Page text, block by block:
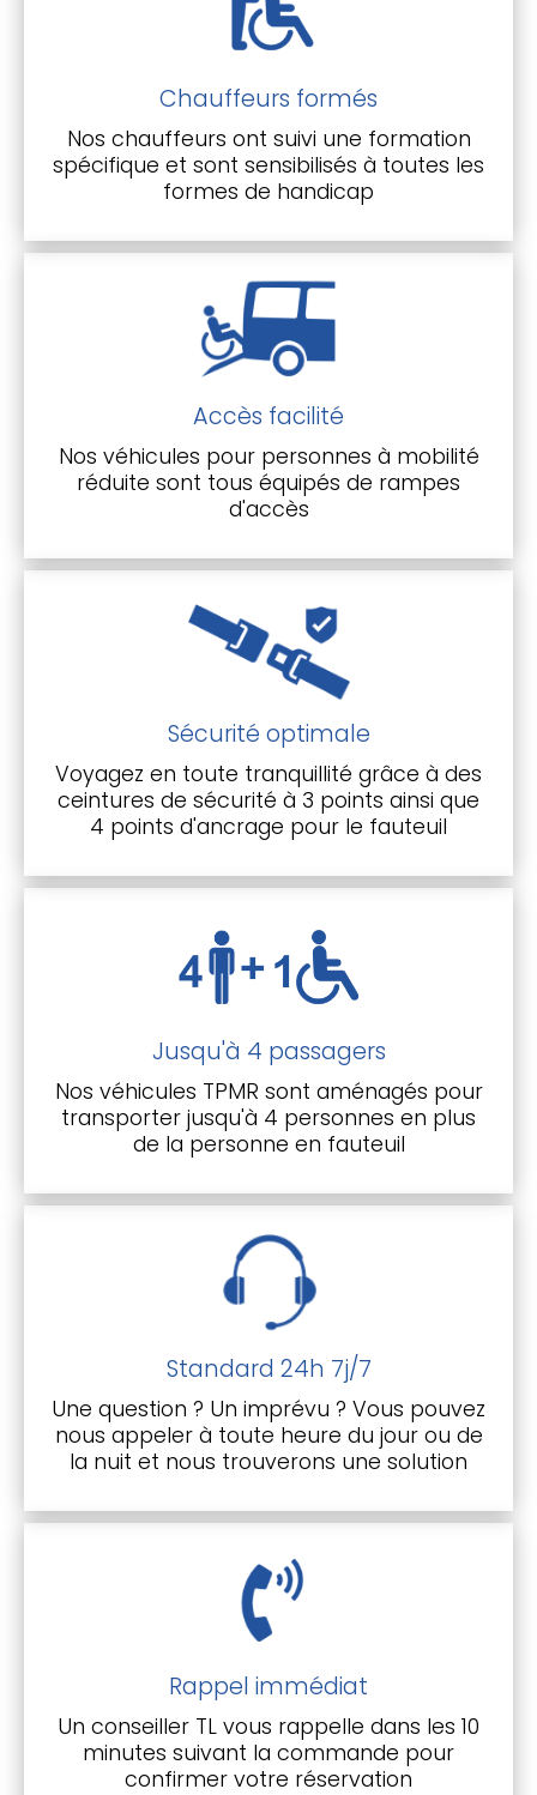
Chauffeurs formés
Nos chauffeurs ont suivi une formation
spécifique et sont sensibilisés à toutes les
formes de handicap
Accès facilité
Nos véhicules pour personnes à mobilité
réduite sont tous équipés de rampes
d'accès
Sécurité optimale
Voyagez en toute tranquillité grâce à des
ceintures de sécurité à 3 points ainsi que
4 points d'ancrage pour le fauteuil
Jusqu'à 4 passagers
Nos véhicules TPMR sont aménagés pour
transporter jusqu'à 4 personnes en plus
de la personne en fauteuil
Standard 24h 7j/7
Une question ? Un imprévu ? Vous pouvez
nous appeler à toute heure du jour ou de
la nuit et nous trouverons une solution
Rappel immédiat
Un conseiller TL vous rappelle dans les 10
minutes suivant la commande pour
confirmer votre réservation